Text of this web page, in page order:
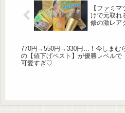
軽やかな
活躍する暖
が揃ってい
感を演出パ
【ファミ
けで元取れ
修の激レア
770円→550円→330円…！今しまむ
の【値下げベスト】が優勝レベルで
可愛すぎ♡